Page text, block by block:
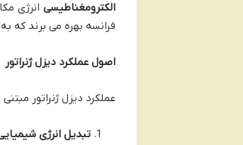
الکترومغناطیسی انرژی
فرانسه بهره می برند که
اصول عملکرد دیزل ژنراتور
عملکرد دیزل ژنراتور
تبدیل انرژی